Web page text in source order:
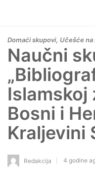
Domaći skupovi, Učešće na
Naučni
Islamskoj
Bosni i
Kraljevini
Redakcija 4 godine